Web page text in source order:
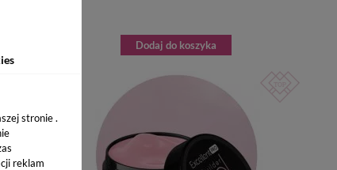
stronie .
reklam
Dodaj do koszyka